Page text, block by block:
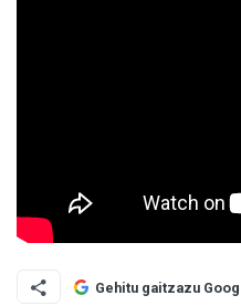
Gehitu gaitzazu